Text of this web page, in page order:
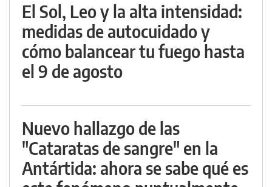
El Sol, Leo y la alta intensidad:
medidas de autocuidado y
cómo balancear tu fuego hasta
el 9 de agosto
Nuevo hallazgo de las
"Cataratas de sangre" en la
Antártida: ahora se sabe qué es